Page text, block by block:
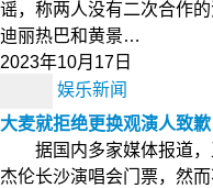
谣，称两人没有二次合作
迪丽热巴和黄景…
2023年10月17日
娱乐新闻
大麦就拒绝更换观演人致
据国内多家媒体报道，
杰伦长沙演唱会门票，然